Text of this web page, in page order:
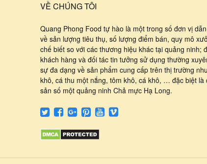
VỀ CHÚNG TÔI
Quang Phong Food tự hào là một trong số đơn vị
về sản lượng tiêu thụ, số lượng điểm bán, quy mô
chế biết so với các thương hiệu khác tại quảng ninh;
khách hàng và đối tác tin tưởng sử dụng thường
sự đa dạng về sản phẩm cung cấp trên thị trường
khô, cá thu một nắng, tôm khô, cá khô, … đặc biệt là
sản số một quảng ninh Chả mực Hạ Long.